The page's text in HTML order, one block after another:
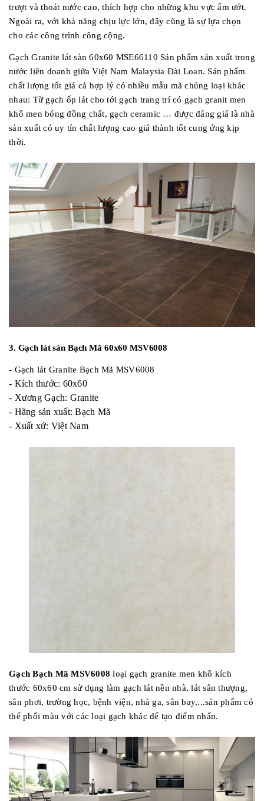
trượt và thoát nước cao, thích hợp cho những khu vực ẩm ướt.
Ngoài ra, với khả năng chịu lực lớn, đây cũng là sự lựa chọn
cho các công trình công cộng.
Gạch Granite lát sàn 60x60 MSE66110 Sản phẩm sản xuất trong
nước liên doanh giữa Việt Nam Malaysia Đài Loan. Sản phẩm
chất lượng tốt giá cả hợp lý có nhiều mẫu mã chủng loại khác
nhau: Từ gạch ốp lát cho tới gạch trang trí có gạch granit men
khô men bóng đồng chất, gạch ceramic … được đáng giá là nhà
sản xuất có uy tín chất lượng cao giá thành tốt cung ứng kịp
thời.
3. Gạch lát sàn Bạch Mã 60x60 MSV6008
- Gạch lát Granite Bạch Mã MSV6008
- Kích thước: 60x60
- Xương Gạch: Granite
- Hãng sản xuất: Bạch Mã
- Xuất xứ: Việt Nam
Gạch Bạch Mã MSV6008loại gạch granite men khô kích
thước 60x60 cm sử dụng làm gạch lát nền nhà, lát sân thượng,
sân phơi, trường học, bệnh viện, nhà ga, sân bay,...sản phẩm có
thể phối màu với các loại gạch khác để tạo điểm nhấn.